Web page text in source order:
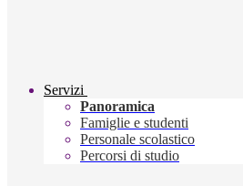
Servizi
Panoramica
Famiglie e studenti
Personale scolastico
Percorsi di studio